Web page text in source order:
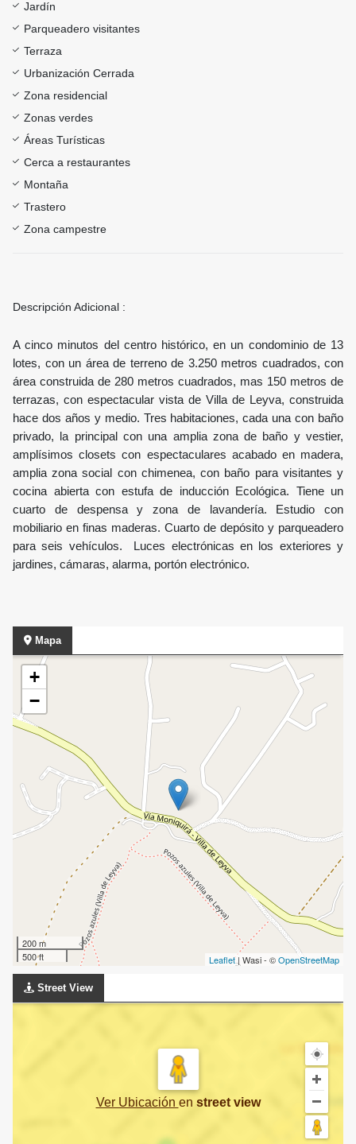
Jardín
Parqueadero visitantes
Terraza
Urbanización Cerrada
Zona residencial
Zonas verdes
Áreas Turísticas
Cerca a restaurantes
Montaña
Trastero
Zona campestre
Descripción Adicional :
A cinco minutos del centro histórico, en un condominio de 13
lotes, con un área de terreno de 3.250 metros cuadrados, con
área construida de 280 metros cuadrados, mas 150 metros de
terrazas, con espectacular vista de Villa de Leyva, construida
hace dos años y medio. Tres habitaciones, cada una con baño
privado, la principal con una amplia zona de baño y vestier,
amplísimos closets con espectaculares acabado en madera,
amplia zona social con chimenea, con baño para visitantes y
cocina abierta con estufa de inducción Ecológica. Tiene un
cuarto de despensa y zona de lavandería. Estudio con
mobiliario en finas maderas. Cuarto de depósito y parqueadero
para seis vehículos. Luces electrónicas en los exteriores y
jardines, cámaras, alarma, portón electrónico.
Mapa
+
−
200 m
500 ft
Leaflet| Wasi - ©OpenStreetMap
Street View
Ver Ubicación en street view